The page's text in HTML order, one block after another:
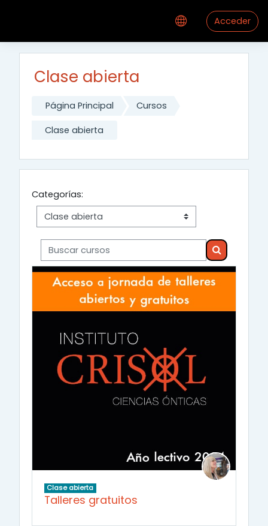
Acceder
Clase abierta
Página Principal Cursos
Clase abierta
Categorías:
Buscar cursos
Buscar
Clase abierta
Talleres gratuitos